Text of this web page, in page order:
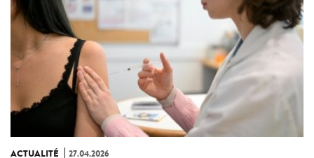
ACTUALITÉ 27.04.2026